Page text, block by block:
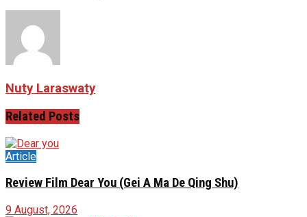
Nuty Laraswaty
Related Posts
Article
Review Film Dear You (Gei A Ma De Qing Shu)
9 August, 2026